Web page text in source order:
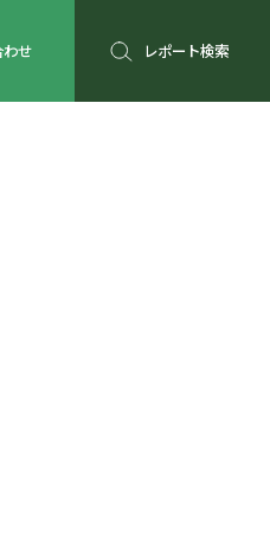
わせ レポート検索